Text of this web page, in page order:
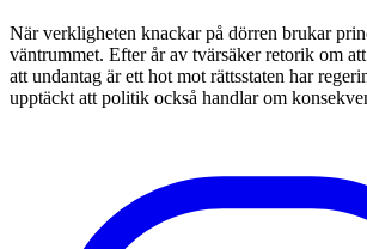
När verkligheten knackar på dörren brukar
väntrummet. Efter år av tvärsäker retorik om
att undantag är ett hot mot rättsstaten har
upptäckt att politik också handlar om